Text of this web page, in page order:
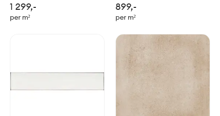
1 299,-
per m²
899,-
per m²